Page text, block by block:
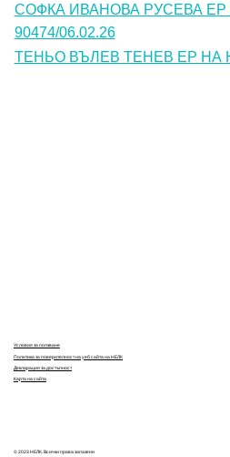
СОФКА ИВАНОВА РУСЕВА ЕР
90474/06.02.26
ТЕНЬО ВЪЛЕВ ТЕНЕВ ЕР НА
Условия за ползване
Политика за поверителност на уеб сайта на НЕЛК
Декларация за достъпност
Карта на сайта
© 2023 НЕЛК. Всички права запазени